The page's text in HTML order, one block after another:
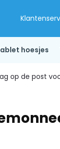
hoesjes
op de post